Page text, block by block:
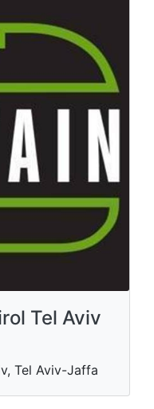
Tel Aviv
Tel Aviv-Jaffa